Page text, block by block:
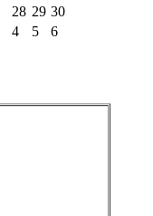
28 29 30
4 5 6